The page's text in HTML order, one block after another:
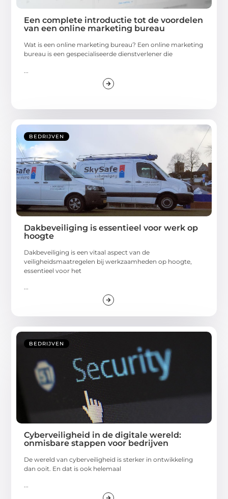
Een complete introductie tot de voordelen
van een online marketing bureau
Wat is een online marketing bureau? Een online marketing
bureau is een gespecialiseerde dienstverlener die
BEDRIJVEN
Dakbeveiliging is essentieel voor werk op
hoogte
Dakbeveiliging is een vitaal aspect van de
veiligheidsmaatregelen bij werkzaamheden op hoogte,
essentieel voor het
...
BEDRIJVEN
Cyberveiligheid in de digitale wereld:
onmisbare stappen voor bedrijven
De wereld van cyberveiligheid is sterker in ontwikkeling
dan ooit. En dat is ook helemaal
...